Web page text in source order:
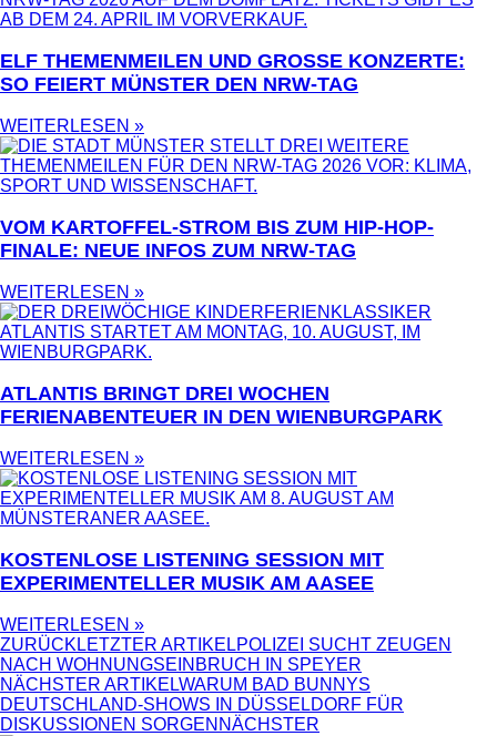
ELF THEMENMEILEN UND GROSSE KONZERTE: S
O FEIERT MÜNSTER DEN NRW-TAG
WEITERLESEN »
VOM KARTOFFEL-STROM BIS ZUM HIP-HOP-
FINALE: NEUE INFOS ZUM NRW-TAG
WEITERLESEN »
ATLANTIS BRINGT DREI WOCHEN
FERIENABENTEUER IN DEN WIENBURGPARK
WEITERLESEN »
KOSTENLOSE LISTENING SESSION MIT
EXPERIMENTELLER MUSIK AM AASEE
WEITERLESEN »
ZURÜCKLETZTER ARTIKELPOLIZEI SUCHT ZEUGEN
NACH WOHNUNGSEINBRUCH IN SPEYER
NÄCHSTER ARTIKELWARUM BAD BUNNYS
DEUTSCHLAND-SHOWS IN DÜSSELDORF FÜR
DISKUSSIONEN SORGEN NÄCHSTER